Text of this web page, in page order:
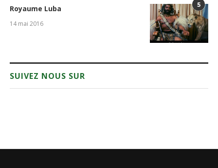
5
Royaume Luba
14 mai 2016
SUIVEZ NOUS SUR